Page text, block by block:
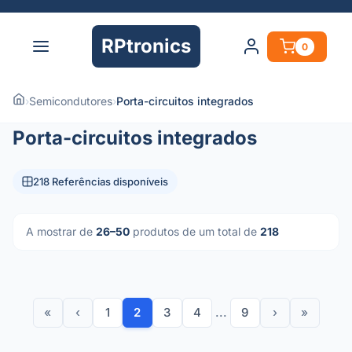
RPtronics 0
›Semicondutores›Porta-circuitos integrados
Porta-circuitos integrados
218 Referências disponíveis
A mostrar de 26–50 produtos de um total de 218
« ‹ 1 2 3 4 ... 9 › »